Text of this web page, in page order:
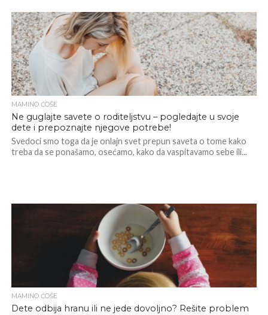
MAMINO ĆOŠE
Ne guglajte savete o roditeljstvu – pogledajte u svoje
dete i prepoznajte njegove potrebe!
Svedoci smo toga da je onlajn svet prepun saveta o tome kako
treba da se ponašamo, osećamo, kako da vaspitavamo sebe ili...
MAMINO ĆOŠE
Dete odbija hranu ili ne jede dovoljno? Rešite problem